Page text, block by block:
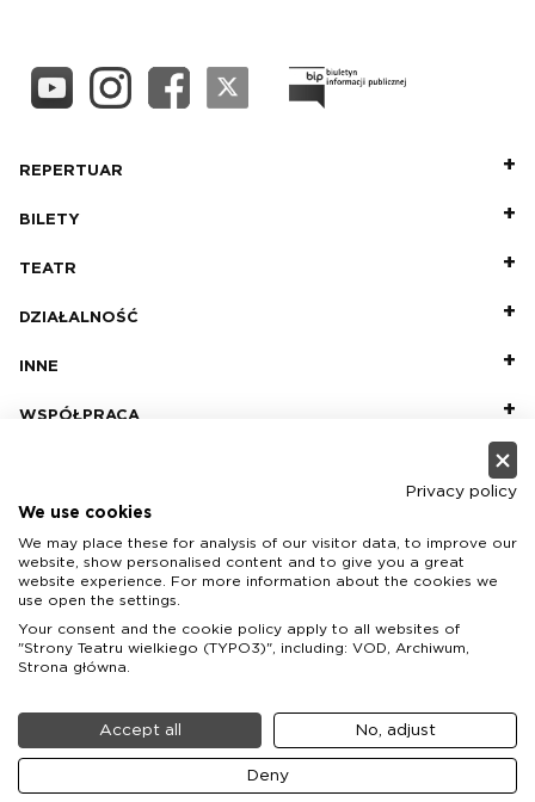
REPERTUAR
BILETY
TEATR
DZIAŁALNOŚĆ
INNE
WSPÓŁPRACA
Teatr Wielki - Opera Narodowa, plac Teatralny 1, 00-950
Warszawa, skrytka pocztowa 59
Rezerwacja miejsc: +48 22 692 02 08 Centrala:+48 22
692 02 00
Privacy policy
We use cookies
We may place these for analysis of our visitor data, to improve our
website, show personalised content and to give you a great
website experience. For more information about the cookies we
use open the settings.
Your consent and the cookie policy apply to all websites of
"Strony Teatru wielkiego (TYPO3)", including: VOD, Archiwum,
Strona główna.
Accept all No, adjust
Deny